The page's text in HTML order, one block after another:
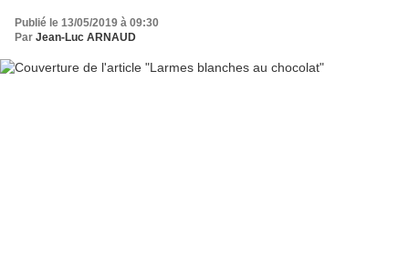
Publié le 13/05/2019 à 09:30
Par Jean-Luc ARNAUD